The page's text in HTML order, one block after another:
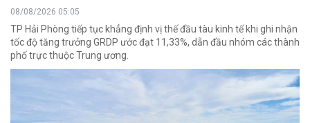
08/08/2026 05:05
TP Hải Phòng tiếp tục khẳng định vị thế đầu tàu kinh tế khi ghi nhận
tốc độ tăng trưởng GRDP ước đạt 11,33%, dẫn đầu nhóm các thành
phố trực thuộc Trung ương.